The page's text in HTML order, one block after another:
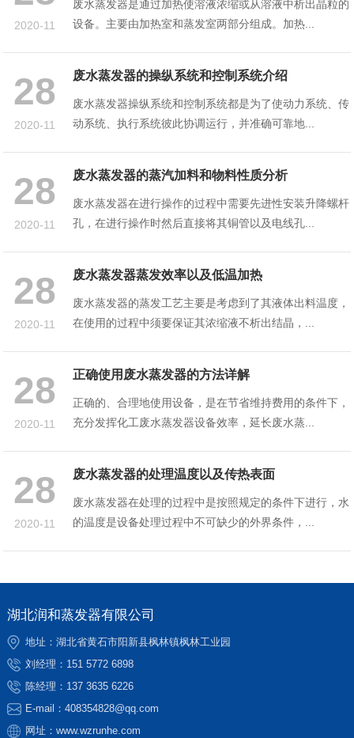
2020-11
废水蒸发器是通过加热使溶液浓缩或从溶液中析出晶粒的
设备。主要由加热室和蒸发室两部分组成。加热...
28
2020-11
废水蒸发器的操纵系统和控制系统介绍
废水蒸发器操纵系统和控制系统都是为了使动力系统、传
动系统、执行系统彼此协调运行，并准确可靠地...
28
2020-11
废水蒸发器的蒸汽加料和物料性质分析
废水蒸发器在进行操作的过程中需要先进性安装升降螺杆
孔，在进行操作时然后直接将其铜管以及电线孔...
28
2020-11
废水蒸发器蒸发效率以及低温加热
废水蒸发器的蒸发工艺主要是考虑到了其液体出料温度，
在使用的过程中须要保证其浓缩液不析出结晶，...
28
2020-11
正确使用废水蒸发器的方法详解
正确的、合理地使用设备，是在节省维持费用的条件下，
充分发挥化工废水蒸发器设备效率，延长废水蒸...
28
2020-11
废水蒸发器的处理温度以及传热表面
废水蒸发器在处理的过程中是按照规定的条件下进行，水
的温度是设备处理过程中不可缺少的外界条件，...
湖北润和蒸发器有限公司
地址：湖北省黄石市阳新县枫林镇枫林工业园
刘经理： 151 5772 6898
陈经理： 137 3635 6226
E-mail： 408354828@qq.com
网址： www.wzrunhe.com